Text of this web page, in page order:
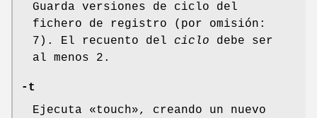
Guarda versiones de ciclo del
fichero de registro (por omisión:
7). El recuento del ciclo debe ser
al menos 2.
-t
Ejecuta «touch», creando un nuevo